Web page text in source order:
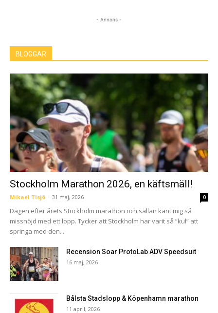
- Annons -
BLOGGAR
Stockholm Marathon 2026, en käftsmäll!
Mikael Tisjö - 31 maj, 2026 0
Dagen efter årets Stockholm marathon och sällan känt mig så
missnöjd med ett lopp. Tycker att Stockholm har varit så ”kul” att
springa med den...
Recension Soar ProtoLab ADV Speedsuit
16 maj, 2026
Bålsta Stadslopp & Köpenhamn marathon
11 april, 2026